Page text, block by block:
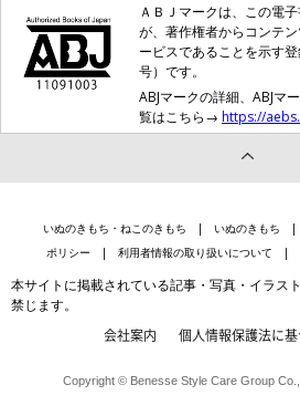
ＡＢＪマークは、この電
が、著作権者からコンテ
ービスであることを示す
号）です。
ABJマークの詳細、ABJマ
覧はこちら→ https://
いぬのきもち・ねこのきもち いぬのきもち
ポリシー
利用者情報の取り扱いについて
本サイトに掲載されている記事・写真・イラス
禁じます。
会社案内 個人情報保護法に
Copyright © Benesse Style Care Group